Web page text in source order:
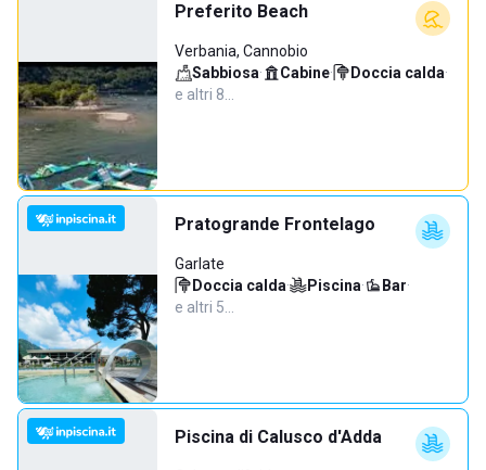
Preferito Beach
Verbania, Cannobio
Sabbiosa· Cabine· Doccia calda·
e altri 8…
Pratogrande Frontelago
Garlate
Doccia calda· Piscina· Bar·
e altri 5…
Piscina di Calusco d'Adda